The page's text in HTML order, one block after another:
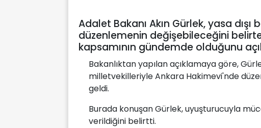
Adalet Bakanı Akın Gürlek, yasa
düzenlemenin değişebileceğini
kapsamının gündemde olduğunu
Bakanlıktan yapılan açıklamaya göre,
milletvekilleriyle Ankara Hakimevi'nde
geldi.
Burada konuşan Gürlek, uyuşturucuyla
verildiğini belirtti.